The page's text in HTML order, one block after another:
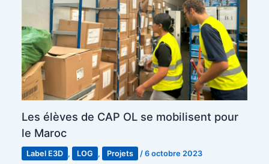
Les élèves de CAP OL se mobilisent pour
le Maroc
Label E3D , LOG , Projets /6 octobre 2023